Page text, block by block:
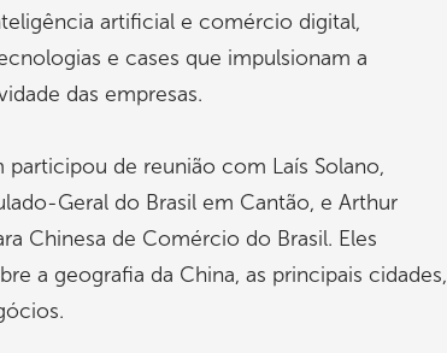
artificial e comércio digital,
e cases que impulsionam a
das empresas.
de reunião com Laís Solano,
Geral do Brasil em Cantão, e Arthur
Chinesa de Comércio do Brasil. Eles
a geografia da China, as principais cidades,